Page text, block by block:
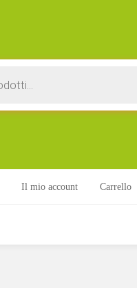
Il mio account Carrello